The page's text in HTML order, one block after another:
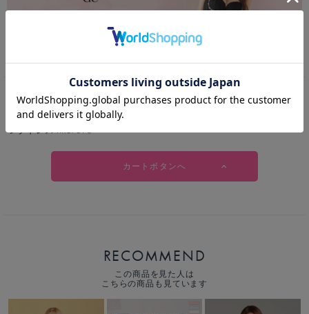
ROBE de FLEURS ローブドフルール レース×オーガンジーセットアップロ
ングドレス fm3701-c
カートボタンへ
RECOMMEND
この商品を見た人は
こちらの商品も見ています